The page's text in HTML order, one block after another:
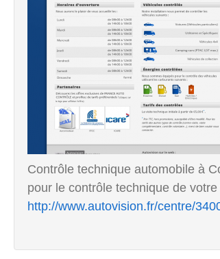
Contrôle technique automobile à
pour le contrôle technique de
http://www.autovision.fr/centre/